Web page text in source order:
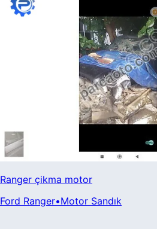
Ranger çikma motor
Ford Ranger•Motor Sandık